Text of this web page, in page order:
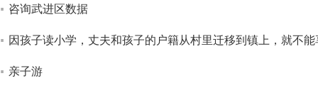
咨询武进区数据
因孩子读小学，丈夫和孩子的户籍从村里迁移到镇上，就不能
亲子游